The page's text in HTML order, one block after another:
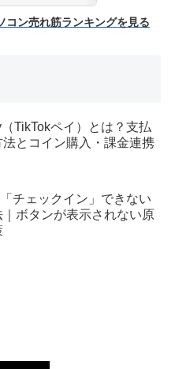
ン売れ筋ランキングを見る
TikTokペイ）とは？支払
法とコイン購入・課金連携
チェックイン」できない
｜ボタンが表示されない原